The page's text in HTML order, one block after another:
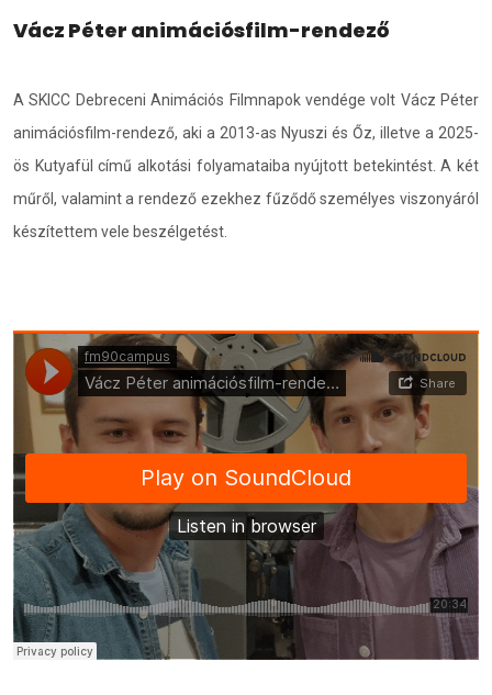
Vácz Péter animációsfilm-rendező
A SKICC Debreceni Animációs Filmnapok vendége volt Vácz Péter
animációsfilm-rendező, aki a 2013-as Nyuszi és Őz, illetve a 2025-
ös Kutyafül című alkotási folyamataiba nyújtott betekintést. A két
műről, valamint a rendező ezekhez fűződő személyes viszonyáról
készítettem vele beszélgetést.